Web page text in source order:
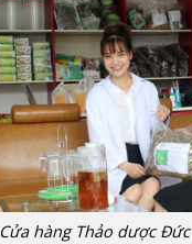
Cửa hàng Thảo dược